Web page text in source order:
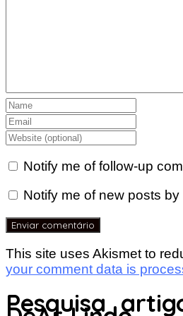
Notify me of follow-up
Notify me of new posts by
This site uses Akismet to
your comment data is
Pesquisa